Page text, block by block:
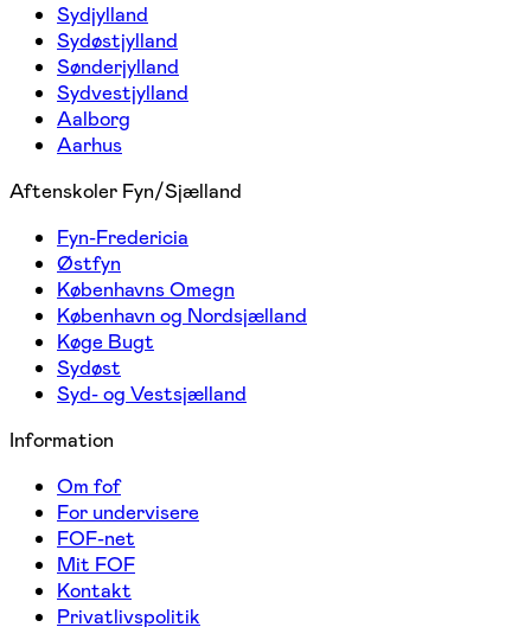
Sydjylland
Sydøstjylland
Sønderjylland
Sydvestjylland
Aalborg
Aarhus
Aftenskoler Fyn/Sjælland
Fyn-Fredericia
Østfyn
Københavns Omegn
København og Nordsjælland
Køge Bugt
Sydøst
Syd- og Vestsjælland
Information
Om fof
For undervisere
FOF-net
Mit FOF
Kontakt
Privatlivspolitik